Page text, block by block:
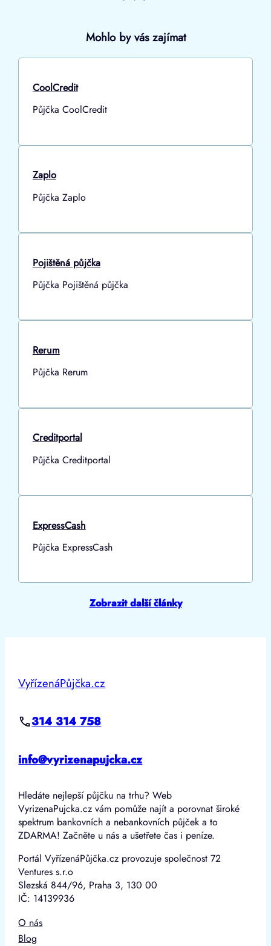
Mohlo by vás zajímat
CoolCredit
Půjčka CoolCredit
Zaplo
Půjčka Zaplo
Pojištěná půjčka
Půjčka Pojištěná půjčka
Rerum
Půjčka Rerum
Creditportal
Půjčka Creditportal
ExpressCash
Půjčka ExpressCash
Zobrazit další články
VyřízenáPůjčka.cz
314 314 758
info@vyrizenapujcka.cz
Hledáte nejlepší půjčku na trhu? Web
VyrizenaPujcka.cz vám pomůže najít a porovnat široké
spektrum bankovních a nebankovních půjček a to
ZDARMA! Začněte u nás a ušetřete čas i peníze.
Portál VyřízenáPůjčka.cz provozuje společnost 72
Ventures s.r.o
Slezská 844/96, Praha 3, 130 00
IČ: 14139936
O nás
Blog